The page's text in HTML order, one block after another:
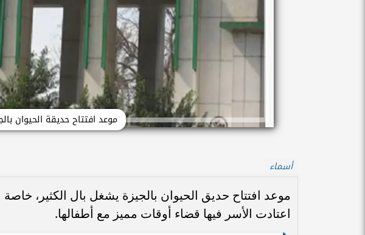
موعد افتتاح حديقة الحيوان
أسماء
موعد افتتاح حديق الحيوان بالجيزة يشغل بال الكثير، خاصة
اعتادت الأسر فيها قضاء أوقات مميز مع أطفالها.